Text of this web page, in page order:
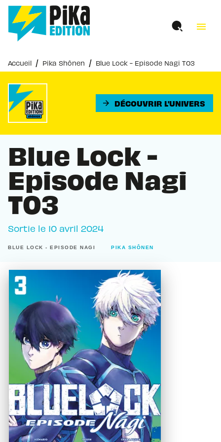
MENU RECHERCHE
PIED DE PAGE
menu
Accueil / Pika Shônen / Blue Lock - Episode Nagi T03
arrow_forward DÉCOUVRIR L'UNIVERS
Blue Lock -
Episode Nagi
T03
Sortie le 10 avril 2024
BLUE LOCK - EPISODE NAGI PIKA SHÔNEN